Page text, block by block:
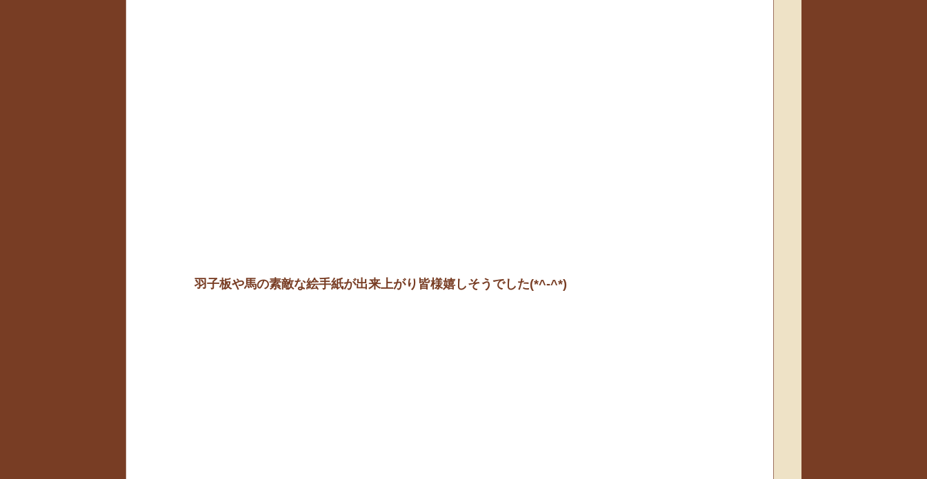
羽子板や馬の素敵な絵手紙が出来上がり皆様嬉しそうでした(*^-^*)